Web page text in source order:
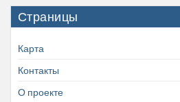
Страницы
Карта
Контакты
О проекте